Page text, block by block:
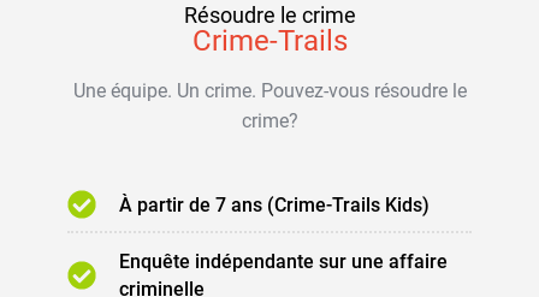
Résoudre le crime
Crime-Trails
Une équipe. Un crime. Pouvez-vous résoudre le
crime?
À partir de 7 ans (Crime-Trails Kids)
Enquête indépendante sur une affaire
criminelle